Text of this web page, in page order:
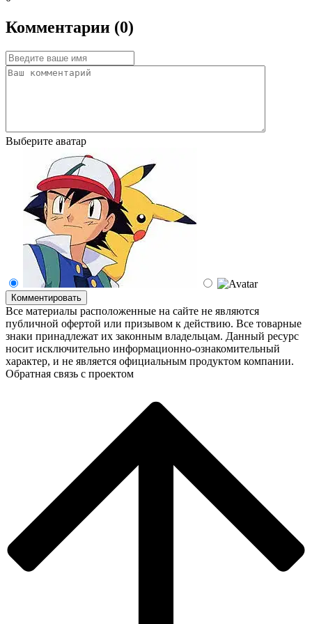
Комментарии (0)
Выберите аватар
Комментировать
Все материалы расположенные на сайте не являются
публичной офертой или призывом к действию. Все товарные
знаки принадлежат их законным владельцам. Данный ресурс
носит исключительно информационно-ознакомительный
характер, и не является официальным продуктом компании.
Обратная связь с проектом